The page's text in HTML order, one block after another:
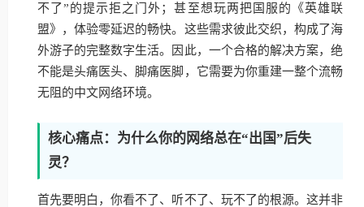
不了”的提示拒之门外；甚至想玩两把国服的《英雄联
盟》，体验零延迟的畅快。这些需求彼此交织，构成了海
外游子的完整数字生活。因此，一个合格的解决方案，绝
不能是头痛医头、脚痛医脚，它需要为你重建一整个流畅
无阻的中文网络环境。
核心痛点：为什么你的网络总在“出国”后失
灵？
首先要明白，你看不了、听不了、玩不了的根源。这并非